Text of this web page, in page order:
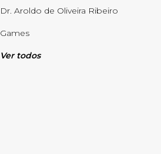
Dr. Aroldo de Oliveira Ribeiro
Games
Ver todos